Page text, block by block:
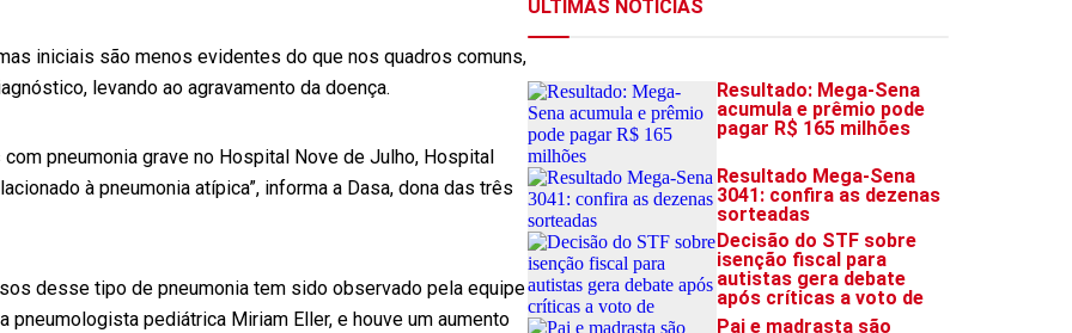
iniciais são menos evidentes do que nos quadros comuns,
levando ao agravamento da doença.
pneumonia grave no Hospital Nove de Julho, Hospital
à pneumonia atípica”, informa a Dasa, dona das três
desse tipo de pneumonia tem sido observado pela equipe
pediátrica Miriam Eller, e houve um aumento